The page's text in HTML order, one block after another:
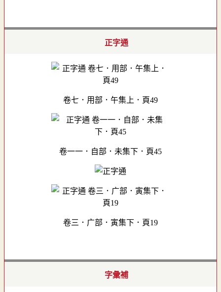
正字通
卷七．用部．午集上．頁49
卷一一．自部．未集下．頁45
卷三．广部．寅集下．頁19
字彙補